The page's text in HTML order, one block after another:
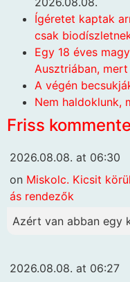
Ígéretet kaptak
csak
Egy 18 éves
Ausztriában,
A végén
Nem haldoklunk,
Friss
2026.08.08. at 06:30
on Miskolc. Kicsit
ás rendezők
Azért van abban egy
2026.08.08. at 06:27